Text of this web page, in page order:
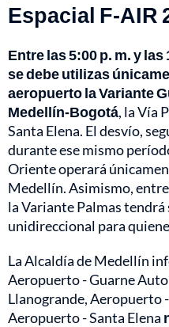
Espacial F-AIR
Entre las 5:00 p. m. y
se debe utilizas
aeropuerto la Variante
Medellín-Bogotá, la Vía
Santa Elena. El desvío,
durante ese mismo
Oriente operará
Medellín. Asimismo, entre
la Variante Palmas
unidireccional para
La Alcaldía de Medellín
Aeropuerto - Guarne
Llanogrande, Aeropuerto
Aeropuerto - Santa Elena